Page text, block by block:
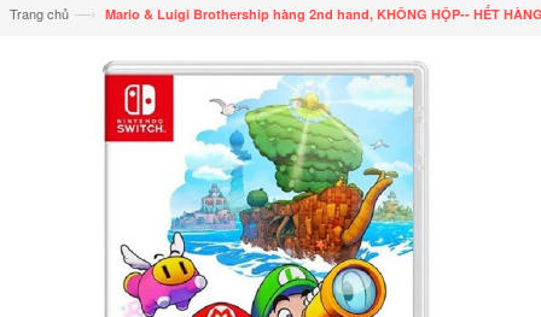
Trang chủ —› Mario & Luigi Brothership hàng 2nd hand, KHÔNG HỘP-- HẾT